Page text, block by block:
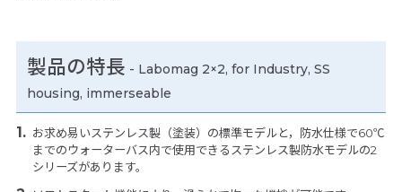
製品の特長 - Labomag 2×2, for Industry, SS
housing, immerseable
お求め易いステンレス製（塗装）の標準モデルと，防水仕様で60℃
までのウォーターバス内で使用できるステンレス製防水モデルの2
シリーズがあります。